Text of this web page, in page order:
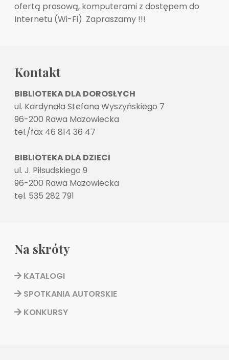
ofertą prasową, komputerami z dostępem do
Internetu (Wi-Fi). Zapraszamy !!!
Kontakt
BIBLIOTEKA DLA DOROSŁYCH
ul. Kardynała Stefana Wyszyńskiego 7
96-200 Rawa Mazowiecka
tel./fax 46 814 36 47
BIBLIOTEKA DLA DZIECI
ul. J. Piłsudskiego 9
96-200 Rawa Mazowiecka
tel. 535 282 791
Na skróty
KATALOGI
SPOTKANIA AUTORSKIE
KONKURSY